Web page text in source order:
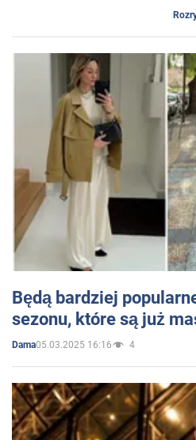
Będą bardziej
sezonu, które są już
Dama05.03.2025 16:16 4